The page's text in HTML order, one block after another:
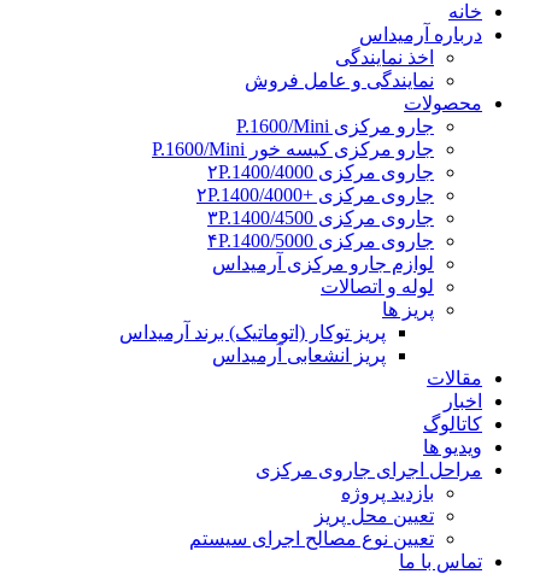
خانه
درباره آرمیداس
اخذ نمایندگی
نمایندگی و عامل فروش
محصولات
جارو مرکزی P.1600/Mini
جارو مرکزی کیسه خور P.1600/Mini
جاروی مرکزی ۲P.1400/4000
جاروی مرکزی +۲P.1400/4000
جاروی مرکزی ۳P.1400/4500
جاروی مرکزی ۴P.1400/5000
لوازم جارو مرکزی آرمیداس
لوله و اتصالات
پریز ها
پریز توکار (اتوماتیک) برند آرمیداس
پریز انشعابی آرمیداس
مقالات
اخبار
کاتالوگ
ویدیو ها
مراحل اجرای جاروی مرکزی
بازدید پروژه
تعیین محل پریز
تعیین نوع مصالح اجرای سیستم
تماس با ما